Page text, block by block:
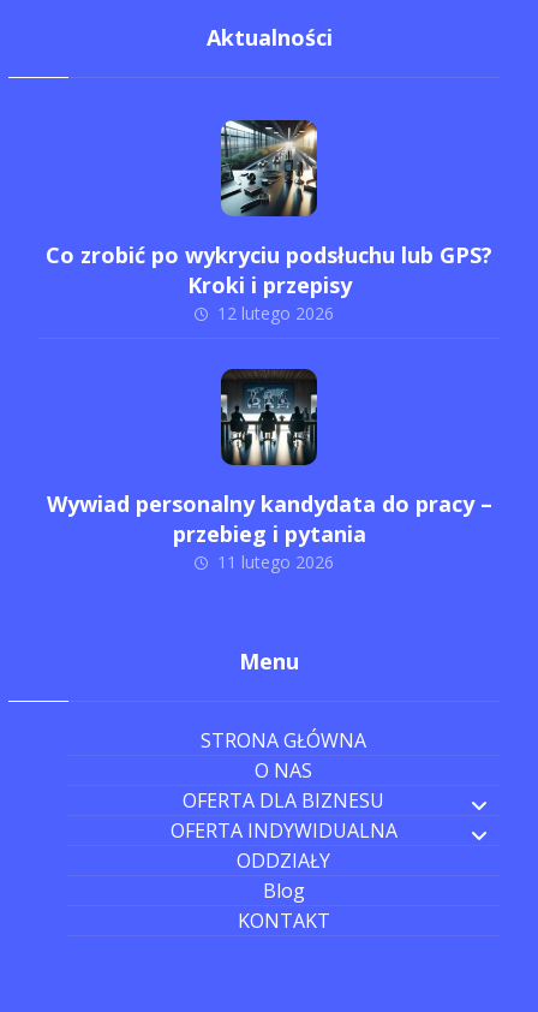
Aktualności
Co zrobić po wykryciu podsłuchu lub GPS?
Kroki i przepisy
12 lutego 2026
Wywiad personalny kandydata do pracy –
przebieg i pytania
11 lutego 2026
Menu
STRONA GŁÓWNA
O NAS
OFERTA DLA BIZNESU
OFERTA INDYWIDUALNA
ODDZIAŁY
Blog
KONTAKT